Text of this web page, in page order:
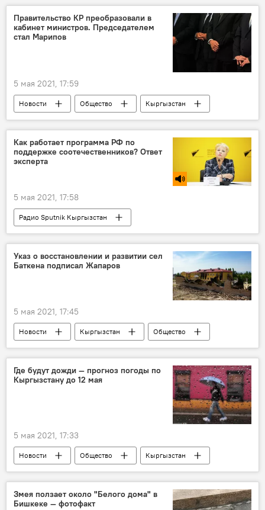
соцсети
гнев игра
Правительство КР преобразовали в
кабинет министров. Председателем
стал Марипов
5 мая 2021, 17:59
Новости Общество
Кыргызстан
Политика
Проект новой Конституции и референдум
правительство
кабинет министров
Как работает программа РФ по
поддержке соотечественников? Ответ
эксперта
5 мая 2021, 17:58
Радио Sputnik Кыргызстан
соотечественники
поддержка
Кыргызстан
Россия
Указ о восстановлении и развитии сел
Баткена подписал Жапаров
5 мая 2021, 17:45
Новости Кыргызстан
Общество
Происшествия
Конфликт на границе с Таджикистаном
Баткен
Садыр Жапаров
Где будут дожди — прогноз погоды по
Кыргызстану до 12 мая
5 мая 2021, 17:33
Новости Общество
Кыргызстан
прогноз погоды
Прогноз погоды по Кыргызстану
Змея ползает около "Белого дома" в
Бишкеке — фотофакт